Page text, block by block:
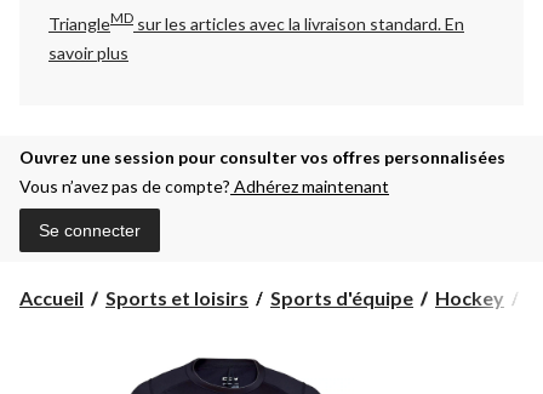
TriangleMD sur les articles avec la livraison standard.En
savoir plus
Ouvrez une session pour consulter vos offres personnalisées
Vous n’avez pas de compte? Adhérez maintenant
Se connecter
Accueil Sports et loisirs Sports d'équipe Hockey